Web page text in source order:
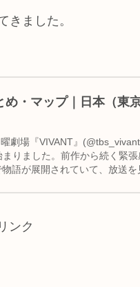
きました。
め・マップ｜日本（東
劇場『VIVANT』
まりました。前作から続く緊
語が展開されていて、放送を
ンク